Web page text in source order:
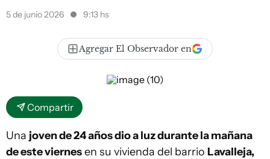
5 de junio 2026 9:13 hs
Agregar El Observador en
Compartir
Una joven de 24 años dio a luz durante la mañana
de este viernesen su vivienda del barrio Lavalleja,